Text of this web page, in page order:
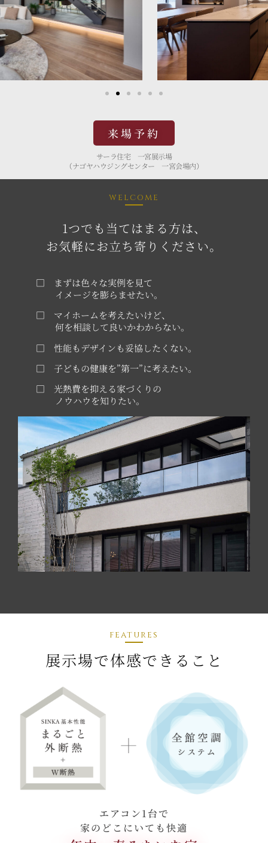
来場予約
サーラ住宅 一宮展示場
（ナゴヤハウジングセンター 一宮会場内）
welcome
1つでも当てはまる方は、
お気軽にお立ち寄りください。
□ まずは色々な実例を見て
イメージを膨らませたい。
□ マイホームを考えたいけど、
何を相談して良いかわからない。
□ 性能もデザインも妥協したくない。
□ 子どもの健康を”第一”に考えたい。
□ 光熱費を抑える家づくりの
ノウハウを知りたい。
features
展示場で体感できること
エアコン1台で
家のどこにいても快適